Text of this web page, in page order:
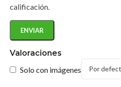
Valoraciones
Solo con imágenes
calificación.